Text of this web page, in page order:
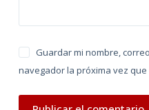
Guardar mi nombre,
navegador la próxima vez que